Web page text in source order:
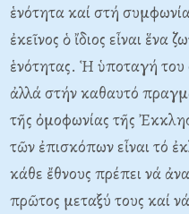
ἑνότητα καί στή
ἐκεῖνος ὁ ἴδιος εἶναι ἕνα
ἑνότητας. Ἡ ὑποταγή του
ἀλλά στήν καθαυτό
τῆς ὀμοφωνίας τῆς
τῶν ἐπισκόπων εἶναι τό
κάθε ἔθνους πρέπει νά
πρῶτος μεταξύ τους καί